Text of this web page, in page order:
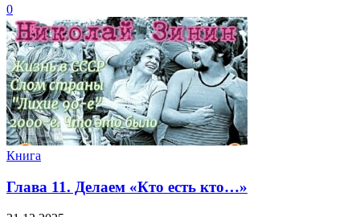
0
Книга
Глава 11. Делаем «Кто есть кто…»